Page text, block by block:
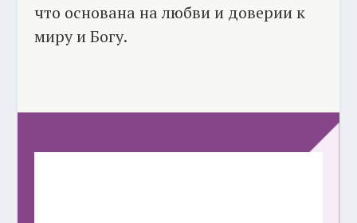
что основана на любви и доверии к
миру и Богу.